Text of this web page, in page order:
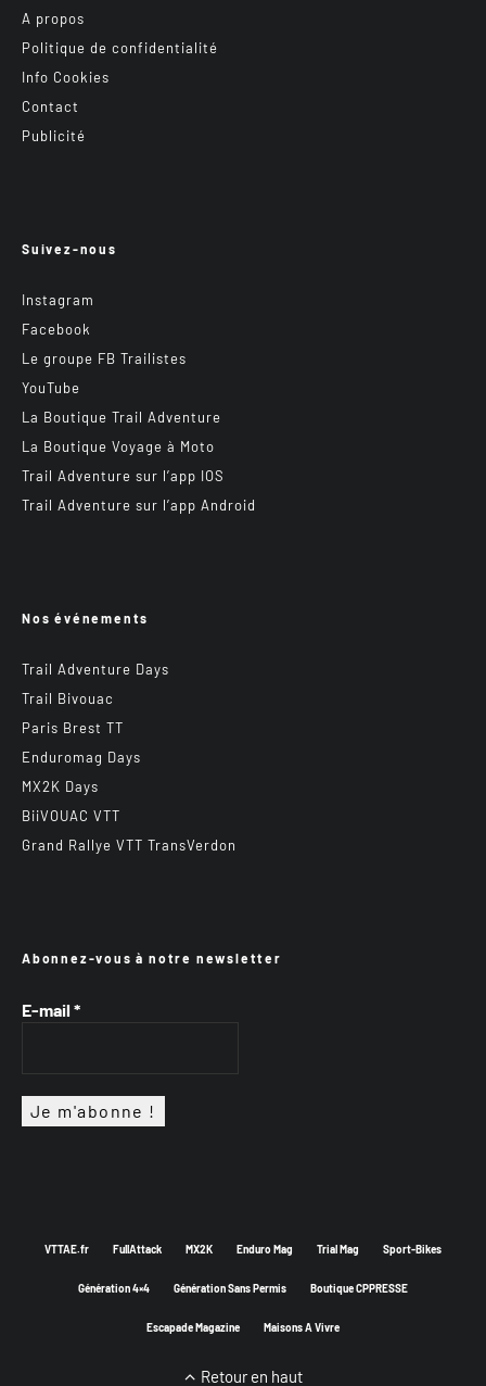
A propos
Politique de confidentialité
Info Cookies
Contact
Publicité
Suivez-nous
Instagram
Facebook
Le groupe FB Trailistes
YouTube
La Boutique Trail Adventure
La Boutique Voyage à Moto
Trail Adventure sur l’app IOS
Trail Adventure sur l’app Android
Nos événements
Trail Adventure Days
Trail Bivouac
Paris Brest TT
Enduromag Days
MX2K Days
BiiVOUAC VTT
Grand Rallye VTT TransVerdon
Abonnez-vous à notre newsletter
E-mail *
VTTAE.fr FullAttack MX2K Enduro Mag Trial Mag Sport-Bikes
Génération 4×4 Génération Sans Permis Boutique CPPRESSE
Escapade Magazine Maisons A Vivre
Retour en haut